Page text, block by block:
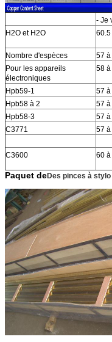
- Je
H2O et H2O
Nombre d'espèces
57
Pour les appareils
électroniques
58 à
Hpb59-1 57
Hpb58 à 2
57
Hpb58-3
57
C3771
57 à
C3600
60
Paquet deDes pinces à